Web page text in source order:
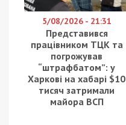
5/08/2026 - 21:31
Представився
працівником ТЦК та
погрожував
“штрафбатом”: у
Харкові на хабарі $10
тисяч затримали
майора ВСП